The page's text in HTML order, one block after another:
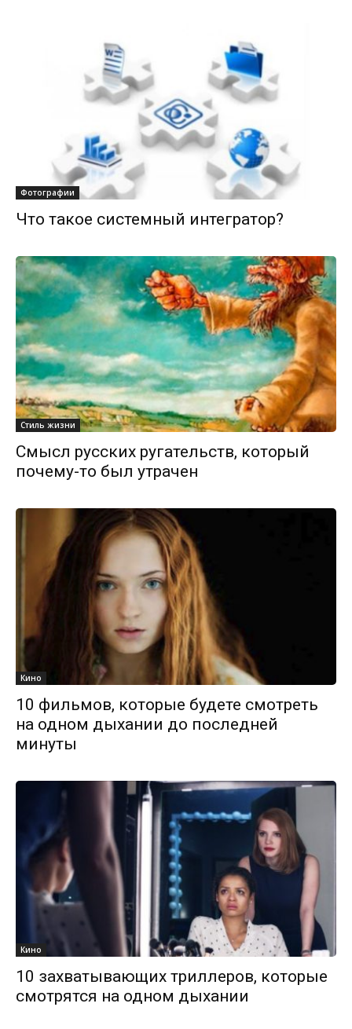
Фотографии
Что такое системный интегратор?
Стиль жизни
Смысл русских ругательств, который
почему-то был утрачен
Кино
10 фильмов, которые будете смотреть
на одном дыхании до последней
минуты
Кино
10 захватывающих триллеров, которые
смотрятся на одном дыхании